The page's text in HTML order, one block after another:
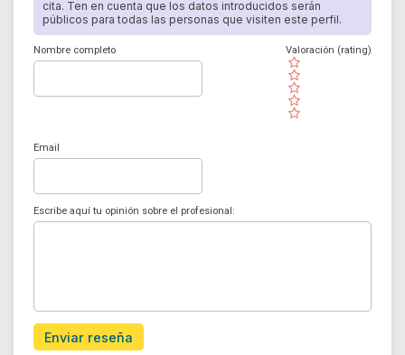
cita. Ten en cuenta que los datos introducidos serán
públicos para todas las personas que visiten este perfil.
Nombre completo
( )
( )
( )
( )
( )
Valoración (rating)
Email
Escribe aquí tu opinión sobre el profesional:
Enviar reseña